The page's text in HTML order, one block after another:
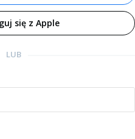
się z Apple
LUB